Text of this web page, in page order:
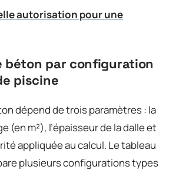
autorisation pour une
béton par configuration
piscine
dépend de trois paramètres : la
(en m²), l’épaisseur de la dalle et
appliquée au calcul. Le tableau
plusieurs configurations types